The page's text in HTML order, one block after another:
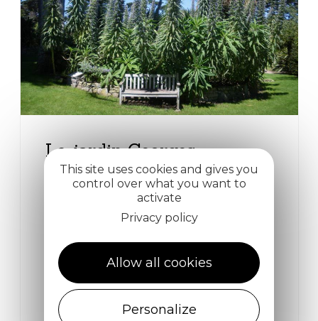
Le jardin Georges
Delaselle
l'île de Batz, est un jardin exotique
insulaire présentant une collection
botanique de près de 2500 espèces !
Île-de-Batz
Ouvert du 01/04/2026 au 01/11/2026
This site uses cookies and gives you
control over what you want to
activate
Privacy policy
Allow all cookies
Personalize